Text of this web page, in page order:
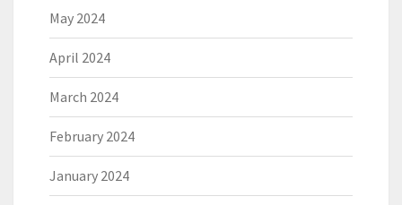
May 2024
April 2024
March 2024
February 2024
January 2024